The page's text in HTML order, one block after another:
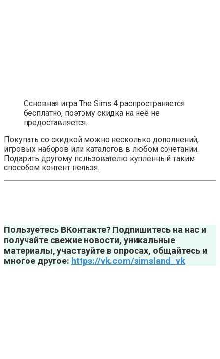
Основная игра The Sims 4 распространяется
бесплатно, поэтому скидка на неё не
предоставляется.
Покупать со скидкой можно несколько дополнений,
игровых наборов или каталогов в любом сочетании.
Подарить другому пользователю купленный таким
способом контент нельзя.
Пользуетесь ВКонтакте? Подпишитесь на нас и
получайте свежие новости, уникальные
материалы, участвуйте в опросах, общайтесь и
многое другое: https://vk.com/simsland_vk